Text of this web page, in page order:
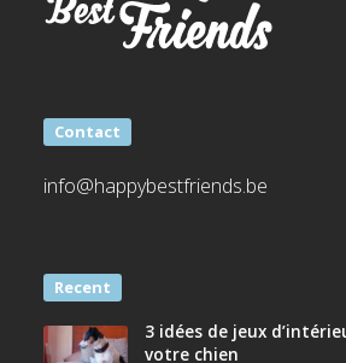
Contact
info@happybestfriends.be
Recent
3 idées de jeux
votre chien